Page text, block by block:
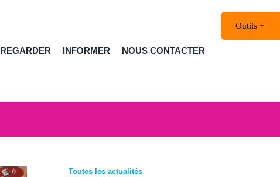
REGARDER INFORMER NOUS CONTACTER
Toutes les actualités